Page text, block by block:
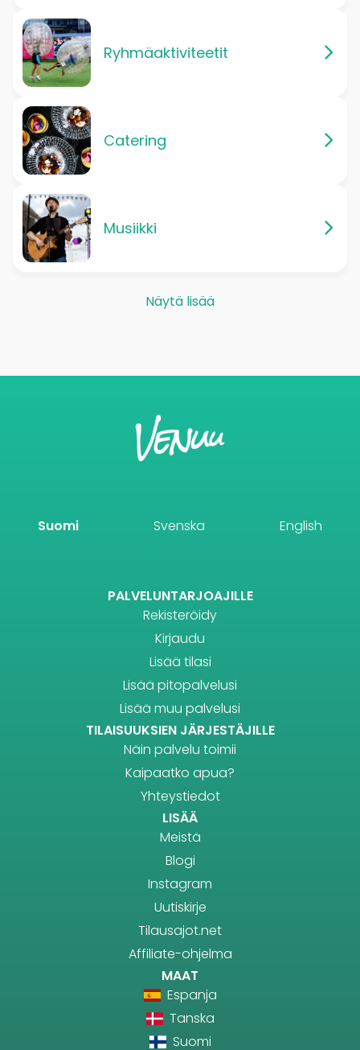
Ryhmäaktiviteetit
Catering
Musiikki
Näytä lisää
Suomi Svenska English
PALVELUNTARJOAJILLE
Rekisteröidy
Kirjaudu
Lisää tilasi
Lisää pitopalvelusi
Lisää muu palvelusi
TILAISUUKSIEN JÄRJESTÄJILLE
Näin palvelu toimii
Kaipaatko apua?
Yhteystiedot
LISÄÄ
Meistä
Blogi
Instagram
Uutiskirje
Tilausajot.net
Affiliate-ohjelma
MAAT
Espanja
Tanska
Suomi